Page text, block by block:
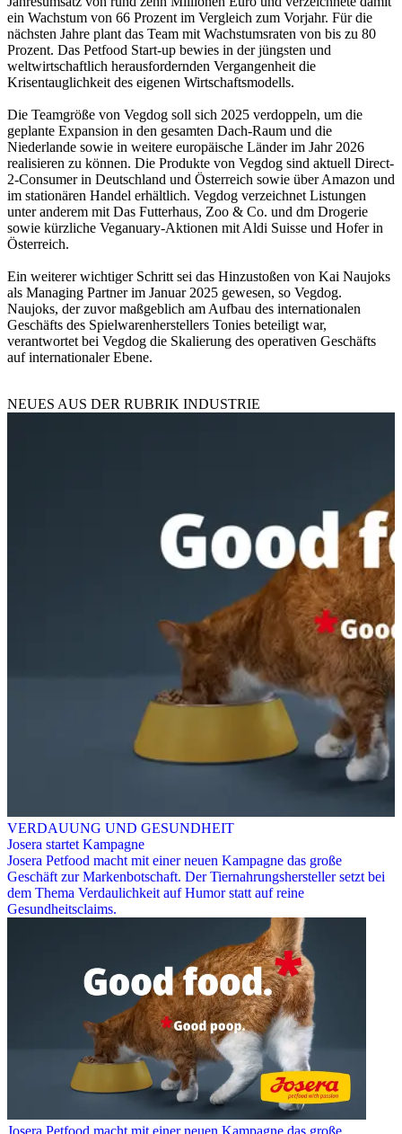
ein Wachstum von 66 Prozent im Vergleich zum Vorjahr. Für die
nächsten Jahre plant das Team mit Wachstumsraten von bis zu 80
Prozent. Das Petfood Start-up bewies in der jüngsten und
weltwirtschaftlich herausfordernden Vergangenheit die
Krisentauglichkeit des eigenen Wirtschaftsmodells.
Die Teamgröße von Vegdog soll sich 2025 verdoppeln, um die
geplante Expansion in den gesamten Dach-Raum und die
Niederlande sowie in weitere europäische Länder im Jahr 2026
realisieren zu können. Die Produkte von Vegdog sind aktuell Direct-
2-Consumer in Deutschland und Österreich sowie über Amazon und
im stationären Handel erhältlich. Vegdog verzeichnet Listungen
unter anderem mit Das Futterhaus, Zoo & Co. und dm Drogerie
sowie kürzliche Veganuary-Aktionen mit Aldi Suisse und Hofer in
Österreich.
Ein weiterer wichtiger Schritt sei das Hinzustoßen von Kai Naujoks
als Managing Partner im Januar 2025 gewesen, so Vegdog.
Naujoks, der zuvor maßgeblich am Aufbau des internationalen
Geschäfts des Spielwarenherstellers Tonies beteiligt war,
verantwortet bei Vegdog die Skalierung des operativen Geschäfts
auf internationaler Ebene.
NEUES AUS DER RUBRIK INDUSTRIE
VERDAUUNG UND GESUNDHEIT
Josera startet Kampagne
Josera Petfood macht mit einer neuen Kampagne das große
Geschäft zur Markenbotschaft. Der Tiernahrungshersteller setzt bei
dem Thema Verdaulichkeit auf Humor statt auf reine
Gesundheitsclaims.
Josera Petfood macht mit einer neuen Kampagne das große